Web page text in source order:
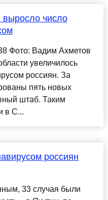
выросло число
Фото: Вадим Ахметов
увеличилось
россиян. За
пять новых
штаб. Таким
в С...
россиян
33 случая были